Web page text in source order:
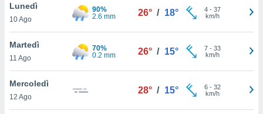
un
la
nella
Lunedì
10 Ago
90%
2.6 mm
26° / 18° 4- 37
km/h
Martedì
11 Ago
70%
0.2 mm
26° / 15° 7- 33
km/h
Mercoledì
12 Ago
28° / 15° 6- 32
km/h